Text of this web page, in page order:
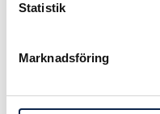
Statistik
Marknadsföring
talböcker för
– Frågan har